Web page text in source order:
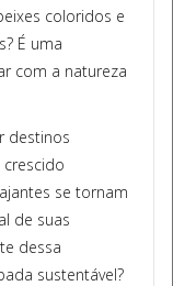
coloridos e
É uma
com a natureza
destinos
se tornam
de suas
dessa
sustentável?